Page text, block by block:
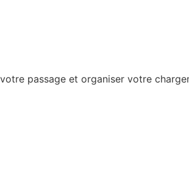
passage et organiser votre